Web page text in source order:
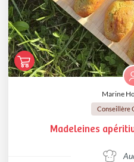
Marine
Conseillère
Madeleines